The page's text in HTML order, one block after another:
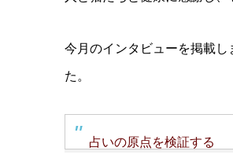
今月のインタビューを掲載
た。
占いの原点を検証する